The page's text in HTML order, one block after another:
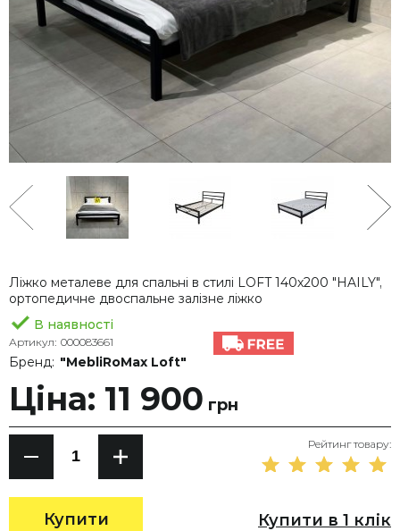
Ліжко металеве для спальні в стилі LOFT 140х200 "HAILY",
ортопедичне двоспальне залізне ліжко
В наявності
Артикул: 000083661
Бренд: "MebliRoMax Loft"
Ціна: 11 900 грн
Купити
Рейтинг товару:
Купити в 1 клік